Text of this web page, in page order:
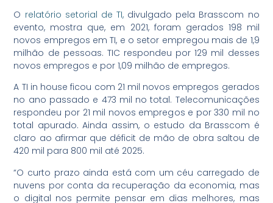
O relatório setorial de TI, divulgado pela Brasscom no
evento, mostra que, em 2021, foram gerados 198 mil
novos empregos em TI, e o setor empregou mais de 1,9
milhão de pessoas. TIC respondeu por 129 mil desses
novos empregos e por 1,09 milhão de empregos.
A TI in house ficou com 21 mil novos empregos gerados
no ano passado e 473 mil no total. Telecomunicações
respondeu por 21 mil novos empregos e por 330 mil no
total apurado. Ainda assim, o estudo da Brasscom é
claro ao afirmar que déficit de mão de obra saltou de
420 mil para 800 mil até 2025.
“O curto prazo ainda está com um céu carregado de
nuvens por conta da recuperação da economia, mas
o digital nos permite pensar em dias melhores, mas